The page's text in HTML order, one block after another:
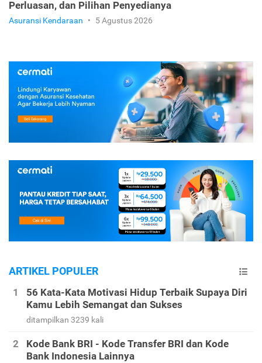
Perluasan, dan Pilihan Penyedianya
Asuransi Kendaraan • 5 Agustus 2026
ARTIKEL POPULER
56 Kata-Kata Motivasi Hidup Terbaik Supaya Diri
Kamu Lebih Semangat dan Sukses
ditampilkan 3239 kali
Kode Bank BRI - Kode Transfer BRI dan Kode
Bank Indonesia Lainnya